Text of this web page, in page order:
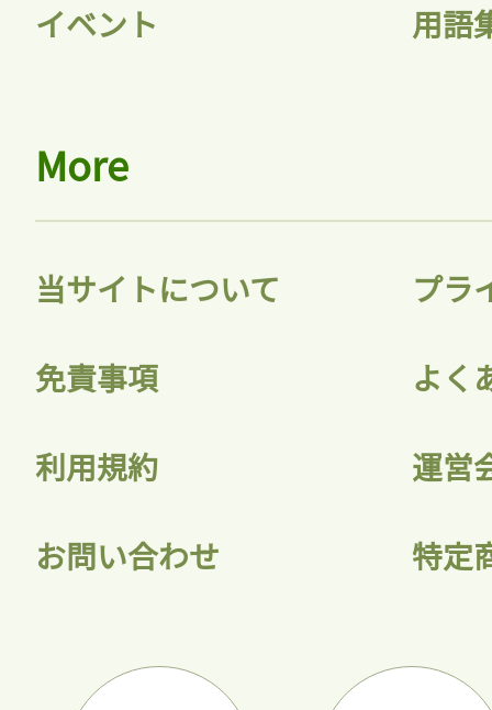
イベント 用語
More
当サイトについて プラ
免責事項 よく
利用規約 運営
お問い合わせ 特定